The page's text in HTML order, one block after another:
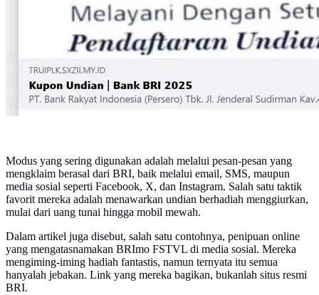
Modus yang sering digunakan adalah melalui pesan-pesan yang
mengklaim berasal dari BRI, baik melalui email, SMS, maupun
media sosial seperti Facebook, X, dan Instagram. Salah satu taktik
favorit mereka adalah menawarkan undian berhadiah menggiurkan,
mulai dari uang tunai hingga mobil mewah.
Dalam artikel juga disebut, salah satu contohnya, penipuan online
yang mengatasnamakan BRImo FSTVL di media sosial. Mereka
mengiming-iming hadiah fantastis, namun ternyata itu semua
hanyalah jebakan. Link yang mereka bagikan, bukanlah situs resmi
BRI.